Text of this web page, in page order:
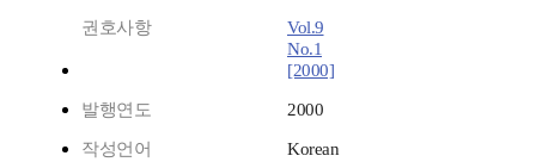
권호사항
Vol.9
No.1
[2000]
발행연도 2000
작성언어
Korean